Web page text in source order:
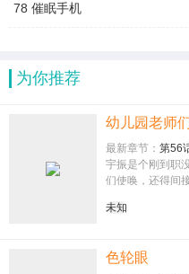
78 催眠手机
为你推荐
幼儿园老师
最新章节：
宇振是个刚到职
们使唤，还得间
理淫娃的司机生活
未知
色轮眼